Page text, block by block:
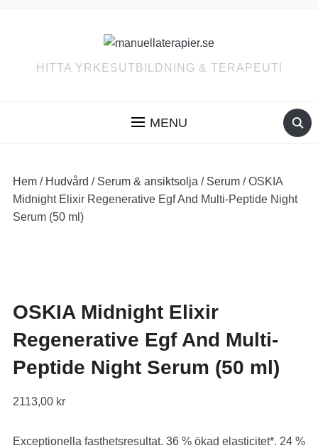
HITTA YRKESUTBILDNING & TERAPEUT!
MENU
Hem/ Hudvård / Serum & ansiktsolja / Serum/ OSKIA
Midnight Elixir Regenerative Egf And Multi-Peptide Night
Serum (50 ml)
OSKIA Midnight Elixir
Regenerative Egf And Multi-
Peptide Night Serum (50 ml)
2113,00 kr
Exceptionella fasthetsresultat. 36 % ökad elasticitet*. 24 %